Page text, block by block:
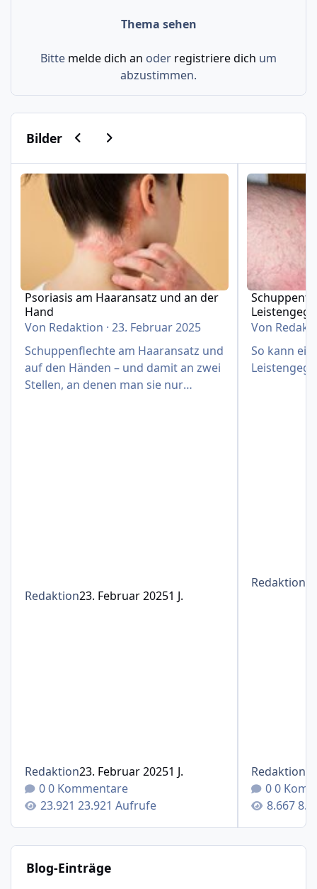
Thema sehen
Bitte melde dich an oder registriere dich um
abzustimmen.
BilderVorherige Karussell-Folie
Nächste Karussell-Folie
Psoriasis am Haaransatz und an der Hand
Psoriasis am Haaransatz und an der
Hand
Von Redaktion ·23. Februar 2025
Schuppenflechte am Haaransatz und
auf den Händen – und damit an zwei
Stellen, an denen man sie nur
Redaktion23. Februar 20251 J.
Redaktion23. Februar 20251 J.
0 Kommentare
23.921 Aufrufe
Von
So kann
Redaktion
Redaktion
0
Blog-Einträge